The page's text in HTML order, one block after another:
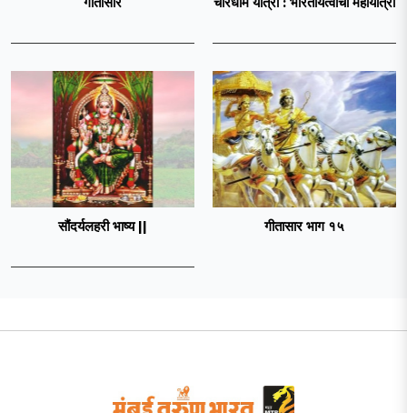
सौंदर्यलहरी भाष्य || गीतासार भाग १५